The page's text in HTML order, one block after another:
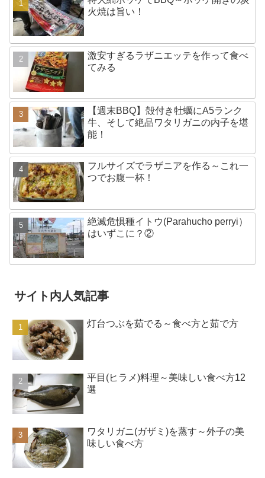
火焼は旨い！
激安すぎるラザニエッテを作って食べ
てみる
【週末BBQ】殻付き牡蠣にA5ランク
牛、そして絶品ワタリガニの内子を堪
能！
フルサイズでラザニアを作る～これ一
つでお腹一杯！
絶滅危惧種イトウ(Parahucho perryi）
はいずこに？②
サイト内人気記事
灯台つぶを茹でる～食べ方と茹で方
平目(ヒラメ)料理～美味しい食べ方12
選
ワタリガニ(ガザミ)を蒸す～外子の美
味しい食べ方